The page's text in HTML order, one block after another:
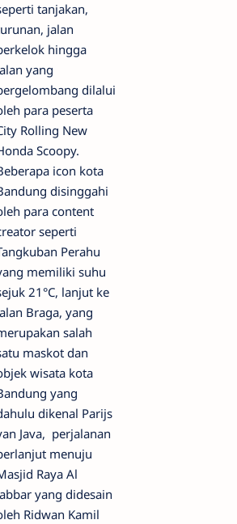
tanjakan,
jalan
hingga
yang
dilalui
para peserta
Rolling New
Scoopy.
icon kota
disinggahi
para content
seperti
Perahu
memiliki suhu
21°C, lanjut ke
Braga, yang
salah
maskot dan
wisata kota
yang
dikenal Parijs
Java, perjalanan
menuju
Raya Al
yang didesain
Ridwan Kamil